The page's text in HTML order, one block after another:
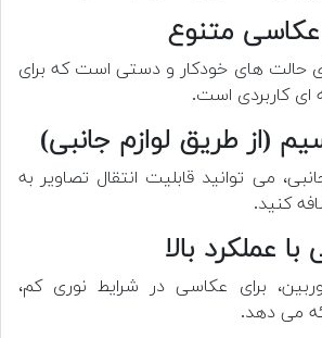
حالت های خودکار و دستی است که برای
ای کاربردی است.
می توانید قابلیت انتقال تصاویر به
کنید.
برای عکاسی در شرایط نوری کم،
می دهد.